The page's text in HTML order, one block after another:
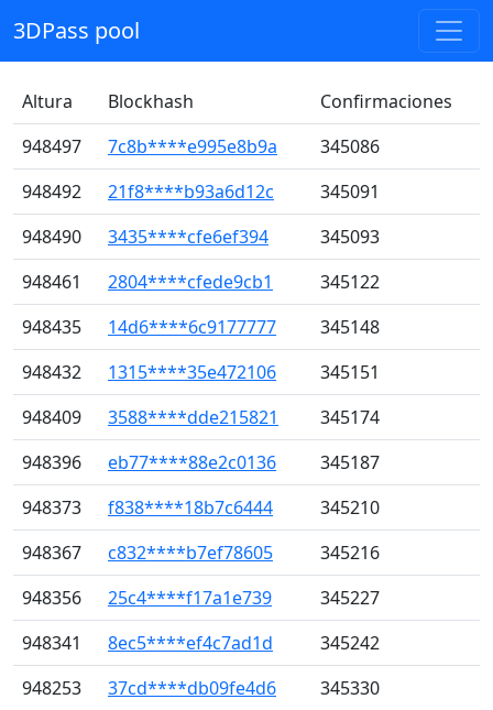
3DPass pool
Altura Blockhash
Confirmaciones
948497
7c8b****e995e8b9a
345086
948492
21f8****b93a6d12c
345091
948490
3435****cfe6ef394
345093
948461
2804****cfede9cb1
345122
948435
14d6****6c9177777
345148
948432
1315****35e472106
345151
948409
3588****dde215821
345174
948396
eb77****88e2c0136
345187
948373
f838****18b7c6444
345210
948367
c832****b7ef78605
345216
948356
25c4****f17a1e739
345227
948341
8ec5****ef4c7ad1d
345242
948253
37cd****db09fe4d6
345330